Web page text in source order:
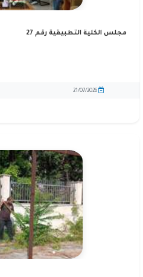
مجلس الكلية التطبيقية رقم 27